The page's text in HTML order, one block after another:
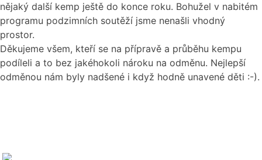
nějaký další kemp ještě do konce roku. Bohužel v nabitém
programu podzimních soutěží jsme nenašli vhodný
prostor.
Děkujeme všem, kteří se na přípravě a průběhu kempu
podíleli a to bez jakéhokoli nároku na odměnu. Nejlepší
odměnou nám byly nadšené i když hodně unavené děti :-).